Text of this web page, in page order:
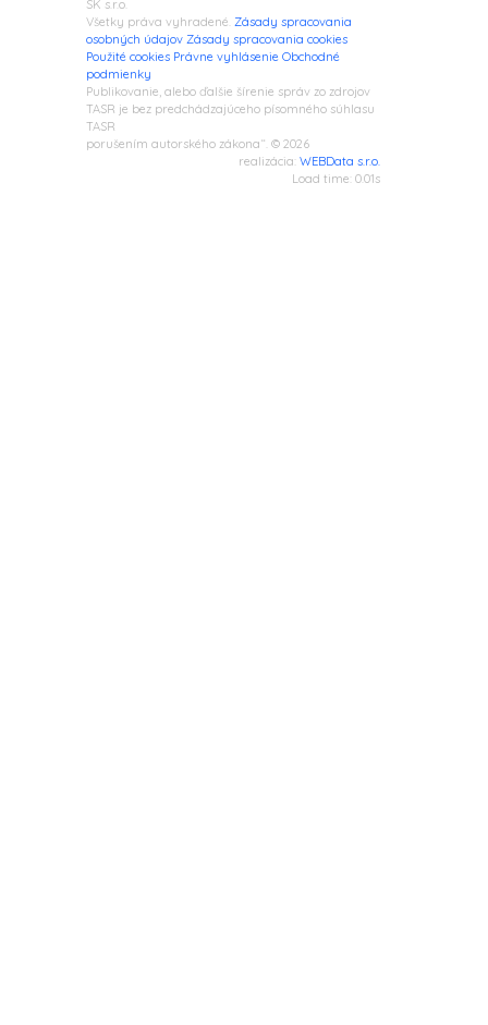
SK s.r.o.
Všetky práva vyhradené. Zásady spracovania
osobných údajov Zásady spracovania cookies
Použité cookies Právne vyhlásenie Obchodné
podmienky
Publikovanie, alebo ďalšie šírenie správ zo zdrojov
TASR je bez predchádzajúceho písomného súhlasu
TASR
porušením autorského zákona“. © 2026
realizácia: WEBData s.r.o.
Load time: 0.01s